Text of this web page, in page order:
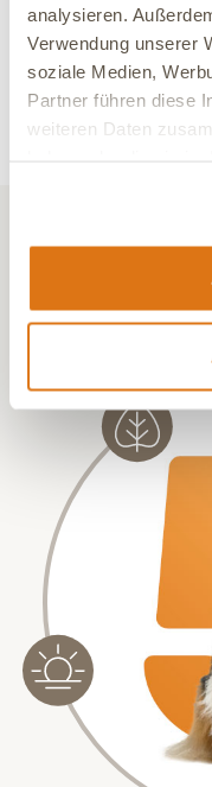
analysieren.
Verwendung unserer
soziale Medien,
Partner führen diese
weiteren Daten
für "COR VITAL
Jetzt kaufen und als
unserem Produkt hast
GESUNDHEIT
Das